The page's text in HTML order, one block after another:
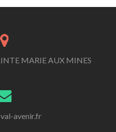
MARIE AUX MINES
avenir.fr